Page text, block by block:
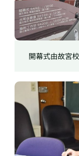
開幕式由故宮